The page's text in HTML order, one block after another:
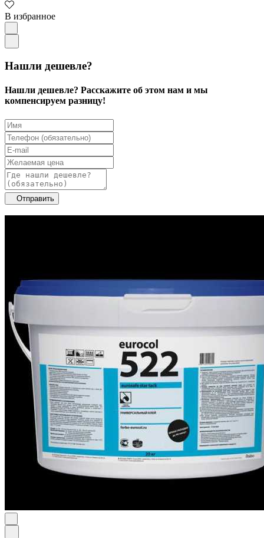
В избранное
Нашли дешевле?
Нашли дешевле? Расскажите об этом нам и мы
компенсируем разницу!
Отправить